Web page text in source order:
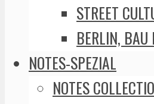
STREET
BERLIN, BAU
NOTES-SPEZIAL
NOTES